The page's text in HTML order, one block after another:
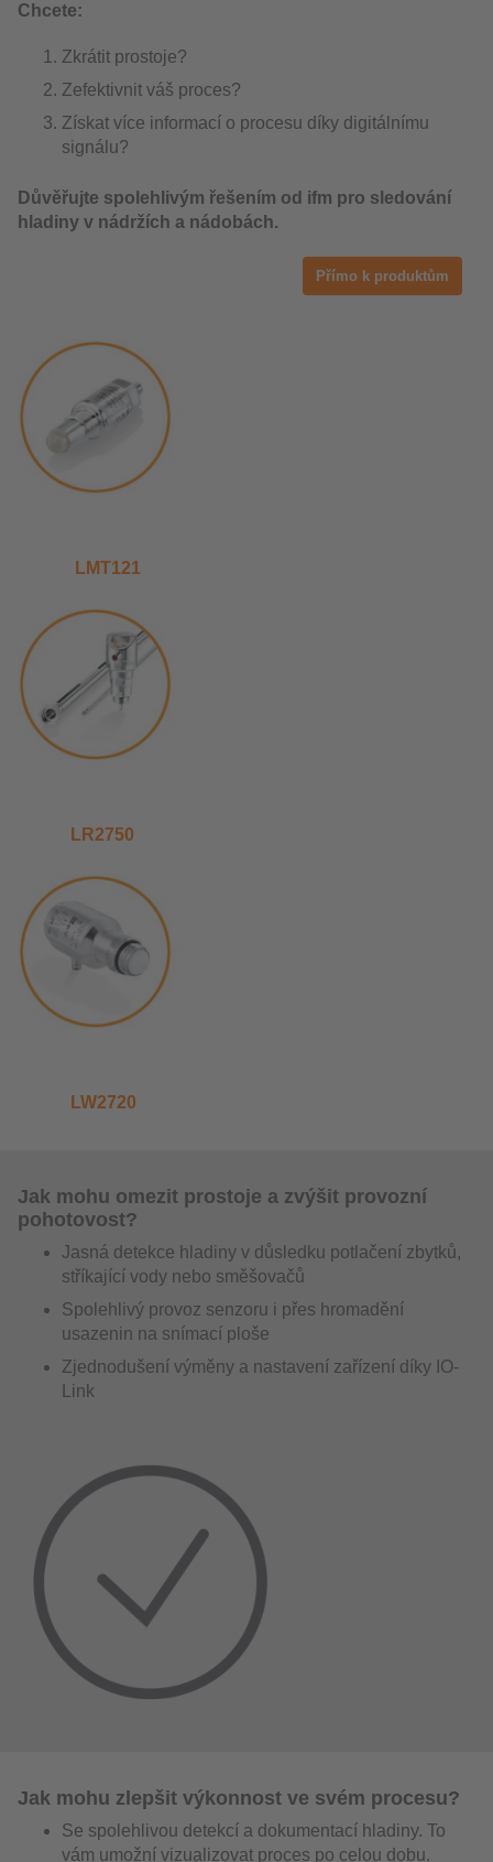
Chcete:
Zkrátit prostoje?
Zefektivnit váš proces?
Získat více informací o procesu díky digitálnímu
signálu?
Důvěřujte spolehlivým řešením od ifm pro sledování
hladiny v nádržích a nádobách.
Přímo k produktům
LMT121
LR2750
LW2720
Jak mohu omezit prostoje a zvýšit provozní
pohotovost?
Jasná detekce hladiny v důsledku potlačení zbytků,
stříkající vody nebo směšovačů
Spolehlivý provoz senzoru i přes hromadění
usazenin na snímací ploše
Zjednodušení výměny a nastavení zařízení díky IO-
Link
Jak mohu zlepšit výkonnost ve svém procesu?
Se spolehlivou detekcí a dokumentací hladiny. To
vám umožní vizualizovat proces po celou dobu.